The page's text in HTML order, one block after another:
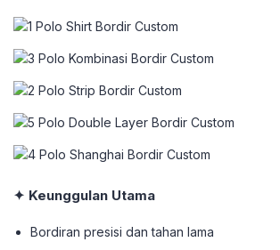
✦ Keunggulan Utama
Bordiran presisi dan tahan lama